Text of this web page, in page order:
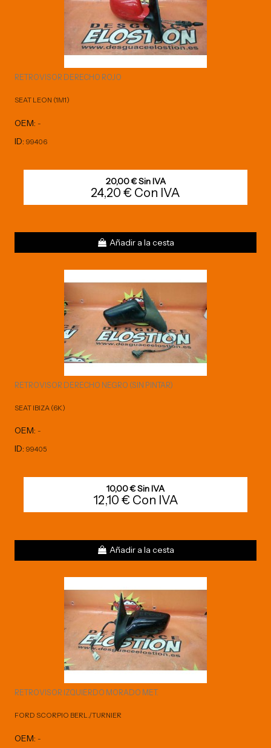
RETROVISOR DERECHO ROJO
SEAT LEON (1M1)
OEM: -
ID: 99406
20,00 € Sin IVA
24,20 € Con IVA
Añadir a la cesta
RETROVISOR DERECHO NEGRO (SIN PINTAR)
SEAT IBIZA (6K)
OEM: -
ID: 99405
10,00 € Sin IVA
12,10 € Con IVA
Añadir a la cesta
RETROVISOR IZQUIERDO MORADO MET.
FORD SCORPIO BERL./TURNIER
OEM: -